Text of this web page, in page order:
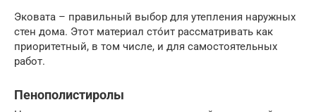
Эковата – правильный выбор для утепления наружных
стен дома. Этот материал стóит рассматривать как
приоритетный, в том числе, и для самостоятельных
работ.
Пенополистиролы